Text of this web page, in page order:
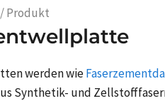
Produkt
werden wie
Synthetik- und